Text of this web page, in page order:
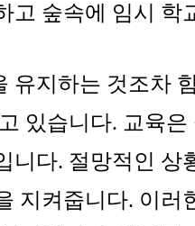
고 숲속에 임시 학
유지하는 것조차
있습니다. 교육
니다. 절망적인 상
지켜줍니다. 이러